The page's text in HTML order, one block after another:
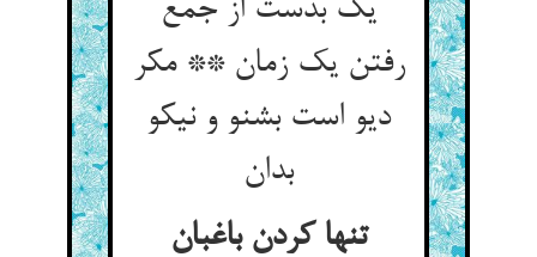
یک بدست از جمع
رفتن یک زمان ** مکر
دیو است بشنو و نیکو
بدان‏
تنها کردن باغبان